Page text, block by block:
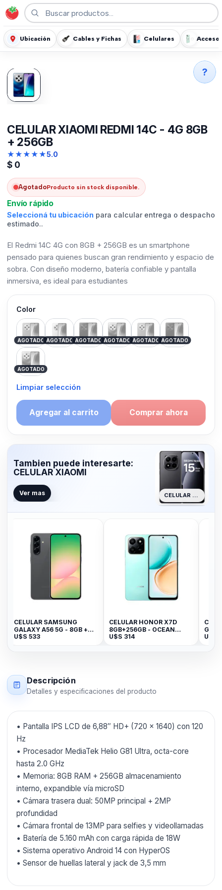
Ubicación Cables y Fichas Celulares
CELULAR XIAOMI REDMI 14C - 4G 8GB
+ 256GB
★★★★★5.0
$ 0
AgotadoProducto sin stock disponible.
Envío rápido
Seleccioná tu ubicación para calcular entrega o despacho
estimado..
El Redmi 14C 4G con 8GB + 256GB es un smartphone
pensado para quienes buscan gran rendimiento y espacio de
sobra. Con diseño moderno, batería confiable y pantalla
inmersiva, es ideal para estudiantes
Color
Green
AGOTADO LILA
AGOTADO Negro-Azul
AGOTADO Blue
AGOTADO Verde Lima
AGOTADO Black
AGOTADO
Blanco-Azul
AGOTADO
Limpiar selección
Agregar al carrito Comprar ahora
Tambien puede interesarte:
CELULAR XIAOMI
Ver mas CELULAR XIAOMI
SAMSUNG
A56 5G - 8GB +
Graphite
CELULAR HONOR X7D
8GB+256GB - OCEAN
CELULAR
GALAXY A57 5G
Descripción
Detalles y especificaciones del producto
• Pantalla IPS LCD de 6,88″ HD+ (720 × 1640) con 120
Hz
• Procesador MediaTek Helio G81 Ultra, octa-core
hasta 2.0 GHz
• Memoria: 8GB RAM + 256GB almacenamiento
interno, expandible vía microSD
• Cámara trasera dual: 50MP principal + 2MP
profundidad
• Cámara frontal de 13MP para selfies y videollamadas
• Batería de 5.160 mAh con carga rápida de 18W
• Sistema operativo Android 14 con HyperOS
• Sensor de huellas lateral y jack de 3,5 mm
?